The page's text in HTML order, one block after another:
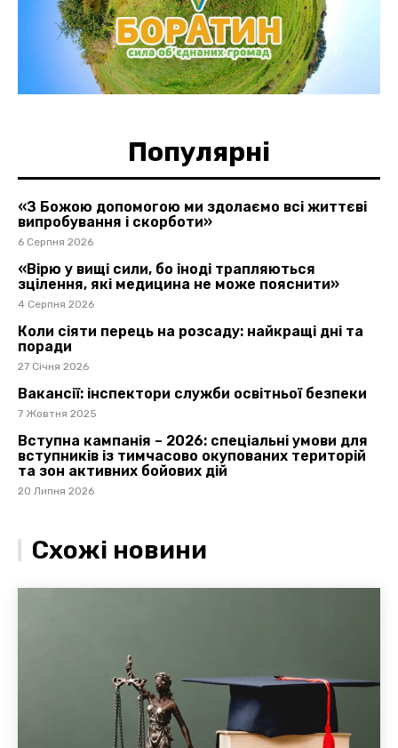
Популярні
«З Божою допомогою ми здолаємо всі життєві
випробування і скорботи»
6 Серпня 2026
«Вірю у вищі сили, бо іноді трапляються
зцілення, які медицина не може пояснити»
4 Серпня 2026
Коли сіяти перець на розсаду: найкращі дні та
поради
27 Січня 2026
Вакансії: інспектори служби освітньої безпеки
7 Жовтня 2025
Вступна кампанія – 2026: спеціальні умови для
вступників із тимчасово окупованих територій
та зон активних бойових дій
20 Липня 2026
Схожі новини